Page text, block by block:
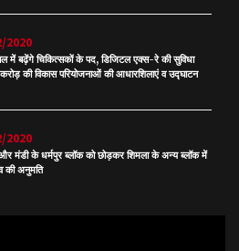
2020
में बढ़ेंगे चिकित्सकों के पद, डिजिटल एक्स-रे की सुविधा
की विकास परियोजनाओं की आधारशिलाएं व उद्घाटन
2020
मंडी के धर्मपुर ब्लॉक को छोड़कर शिमला के अन्य ब्लॉक में
की अनुमति